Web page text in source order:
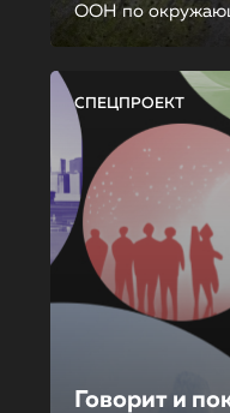
ООН по
СПЕЦПРОЕКТ
Говорит и